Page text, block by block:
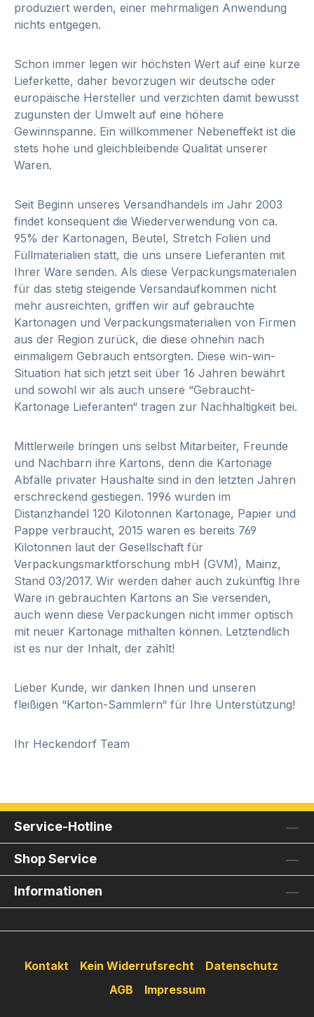
produziert werden, einer mehrmaligen Anwendung
nichts entgegen.
Schon immer legen wir höchsten Wert auf eine kurze
Lieferkette, daher bevorzugen wir deutsche oder
europäische Hersteller und verzichten damit bewusst
zugunsten der Umwelt auf eine höhere
Gewinnspanne. Ein willkommener Nebeneffekt ist die
stets hohe und gleichbleibende Qualität unserer
Waren.
Seit Beginn unseres Versandhandels im Jahr 2003
findet konsequent die Wiederverwendung von ca.
95% der Kartonagen, Beutel, Stretch Folien und
Füllmaterialien statt, die uns unsere Lieferanten mit
Ihrer Ware senden. Als diese Verpackungsmaterialen
für das stetig steigende Versandaufkommen nicht
mehr ausreichten, griffen wir auf gebrauchte
Kartonagen und Verpackungsmaterialien von Firmen
aus der Region zurück, die diese ohnehin nach
einmaligem Gebrauch entsorgten. Diese win-win-
Situation hat sich jetzt seit über 16 Jahren bewährt
und sowohl wir als auch unsere “Gebraucht-
Kartonage Lieferanten“ tragen zur Nachhaltigkeit bei.
Mittlerweile bringen uns selbst Mitarbeiter, Freunde
und Nachbarn ihre Kartons, denn die Kartonage
Abfälle privater Haushalte sind in den letzten Jahren
erschreckend gestiegen. 1996 wurden im
Distanzhandel 120 Kilotonnen Kartonage, Papier und
Pappe verbraucht, 2015 waren es bereits 769
Kilotonnen laut der Gesellschaft für
Verpackungsmarktforschung mbH (GVM), Mainz,
Stand 03/2017. Wir werden daher auch zukünftig Ihre
Ware in gebrauchten Kartons an Sie versenden,
auch wenn diese Verpackungen nicht immer optisch
mit neuer Kartonage mithalten können. Letztendlich
ist es nur der Inhalt, der zählt!
Lieber Kunde, wir danken Ihnen und unseren
fleißigen “Karton-Sammlern“ für Ihre Unterstützung!
Ihr Heckendorf Team
Service-Hotline
Shop Service
Informationen
Kontakt Kein Widerrufsrecht
Datenschutz
AGB
Impressum